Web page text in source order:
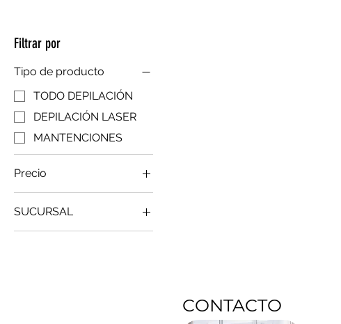
Filtrar por
Tipo de producto
TODO DEPILACIÓN
DEPILACIÓN LASER
MANTENCIONES
Precio
59.000 CLP 261.000 CLP
SUCURSAL
Gift Card
CONTACTO